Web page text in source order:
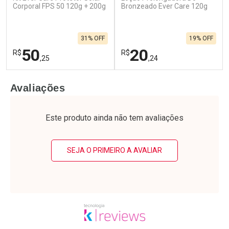
Corporal FPS 50 120g + 200g
R$50,25
31% OFF
Laboratório
Por Menos
Bronzeado Ever Care 120g
R$20,24
19% OFF
Laboratório
Por Menos
Avaliações
Este produto ainda não tem avaliações
SEJA O PRIMEIRO A AVALIAR